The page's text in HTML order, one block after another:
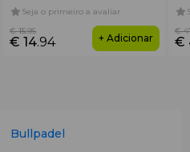
Seja o primeiro a avaliar
€ 14.94
€ 15.95
+ Adicionar €
€
Bullpadel